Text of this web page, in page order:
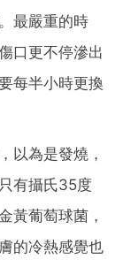
最嚴重的時
口更不停滲出
每半小時更換
以為是發燒，
有攝氏35度
黃葡萄球菌，
的冷熱感覺也